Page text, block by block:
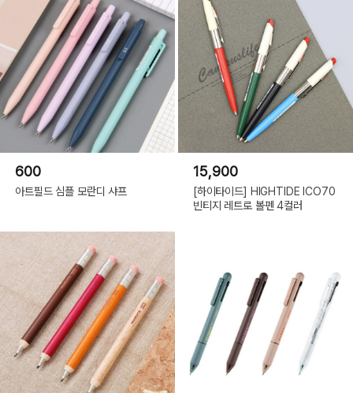
600
아트필드 심플 모란디 샤프
15,900
[하이타이드] HIGHTIDE ICO70
빈티지 레트로 볼펜 4컬러